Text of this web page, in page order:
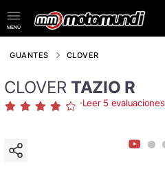
MENÚ
GUANTES CLOVER
CLOVERTAZIO R
·Leer 5 evaluaciones